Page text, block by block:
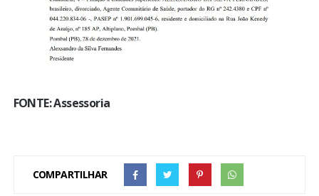
FONTE: Assessoria
COMPARTILHAR